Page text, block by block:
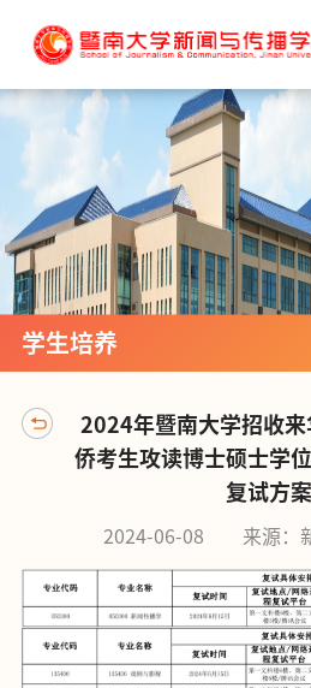
首页
学院概况
学院新闻
学院党建
学生培养
教职员工
场地预约
学生培养
2024年暨南大学招收来
侨考生攻读博士硕士学
复试方案
2024-06-08 来源：